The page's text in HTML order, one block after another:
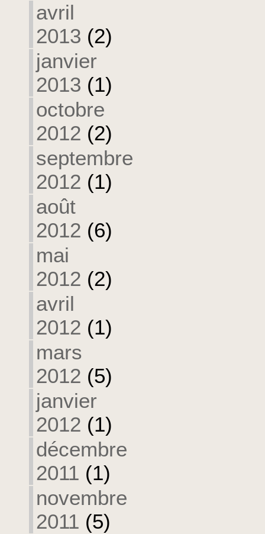
avril
2013 (2)
janvier
2013 (1)
octobre
2012 (2)
septembre
2012 (1)
août
2012 (6)
mai
2012 (2)
avril
2012 (1)
mars
2012 (5)
janvier
2012 (1)
décembre
2011 (1)
novembre
2011 (5)